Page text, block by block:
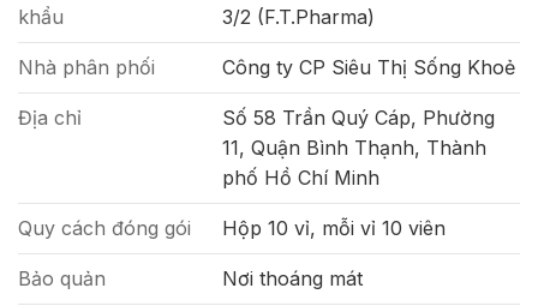
khẩu
3/2 (F.T.Pharma)
Nhà phân phối Công ty CP Siêu Thị Sống Khoẻ
Địa chỉ
Số 58 Trần Quý Cáp, Phường
11, Quận Bình Thạnh, Thành
phố Hồ Chí Minh
Quy cách đóng gói Hộp 10 vỉ, mỗi vỉ 10 viên
Bảo quản Nơi thoáng mát